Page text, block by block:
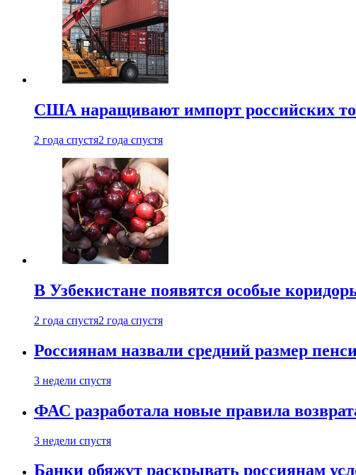
США наращивают импорт российских
2 года спустя2 года спустя
В Узбекистане появятся особые
2 года спустя2 года спустя
Россиянам назвали средний размер
3 недели спустя
ФАС разработала новые правила
3 недели спустя
Банки обяжут раскрывать россиянам